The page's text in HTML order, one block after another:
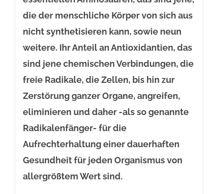
die der menschliche Körper von sich aus
nicht synthetisieren kann, sowie neun
weitere. Ihr Anteil an Antioxidantien, das
sind jene chemischen Verbindungen, die
freie Radikale, die Zellen, bis hin zur
Zerstörung ganzer Organe, angreifen,
eliminieren und daher -als so genannte
Radikalenfänger- für die
Aufrechterhaltung einer dauerhaften
Gesundheit für jeden Organismus von
allergrößtem Wert sind.